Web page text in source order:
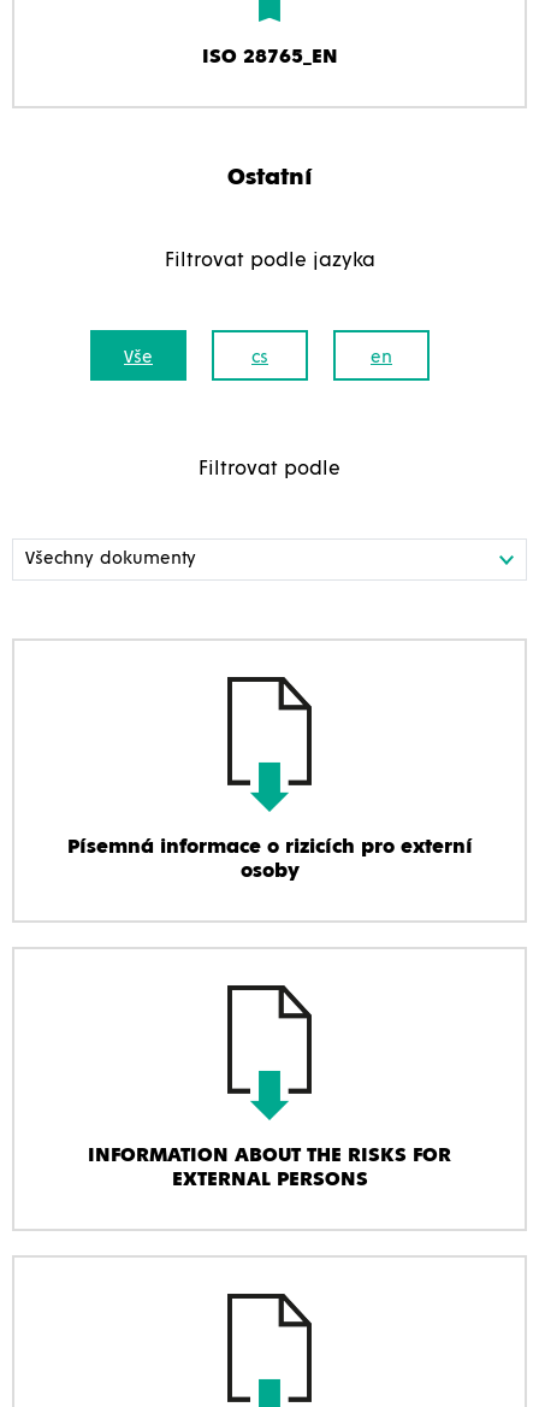
ISO 28765_EN
Ostatní
Filtrovat podle jazyka
Vše cs en
Filtrovat podle
Písemná informace o rizicích pro externí
osoby
INFORMATION ABOUT THE RISKS FOR
EXTERNAL PERSONS